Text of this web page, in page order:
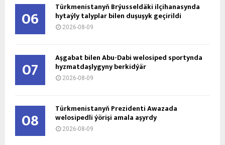
06 Türkmenistanyň Brýusseldäki ilçihanasynda
hytaýly talyplar bilen duşuşyk geçirildi
2026-08-09
07 Aşgabat bilen Abu-Dabi welosiped sportynda
hyzmatdaşlygyny berkidýär
2026-08-09
08 Türkmenistanyň Prezidenti Awazada
welosipedli ýörişi amala aşyrdy
2026-08-09